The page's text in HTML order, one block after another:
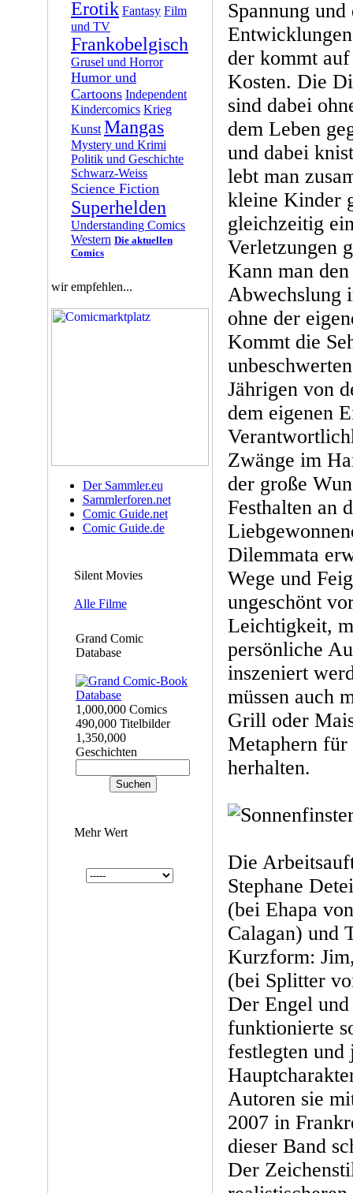
Erotik Fantasy Film
und TV
Frankobelgisch
Grusel und Horror
Humor und
Cartoons Independent
Kindercomics Krieg
Kunst Mangas
Mystery und Krimi
Politik und Geschichte
Schwarz-Weiss
Science Fiction
Superhelden
Understanding Comics
Western Die aktuellen
Comics
wir empfehlen...
Der Sammler.eu
Sammlerforen.net
Comic Guide.net
Comic Guide.de
Silent Movies
Alle Filme
Grand Comic
Database
1,000,000 Comics
490,000 Titelbilder
1,350,000
Geschichten
Mehr Wert
Spannung
der kommt
Kosten. Die
sind dabei
dem Leben
und dabei
lebt man
kleine Kinder
gleichzeitig
Verletzungen
Kann man
Abwechslung
ohne der
Kommt die
Jährigen von
dem eigenen
Zwänge im
der große
Festhalten an
Dilemmata
Wege und
ungeschönt
Leichtigkeit,
persönliche
inszeniert
müssen auch
Grill oder
Metaphern
herhalten.
Die
Stephane
(bei Ehapa
Calagan) und
Kurzform:
(bei Splitter
Der Engel
funktionierte
festlegten und
Autoren sie
2007 in
dieser Band
Der